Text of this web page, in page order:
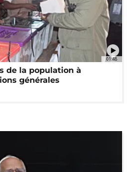
01:48
de la population à
générales